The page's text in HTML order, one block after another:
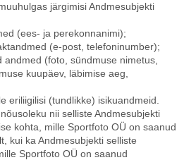
järgimisi Andmesubjekti
(ees- ja perekonnanimi);
(e-post, telefoninumber);
andmed (foto, sündmuse nimetus,
kuupäev, läbimise aeg,
eriliigilisi (tundlikke) isikuandmeid.
nii selliste Andmesubjekti
kohta, mille Sportfoto OÜ on saanud
kui ka Andmesubjekti selliste
Sportfoto OÜ on saanud